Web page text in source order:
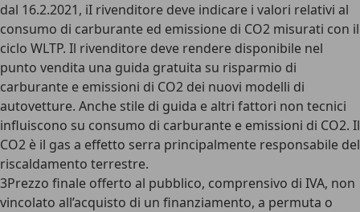
dal 16.2.2021, iI rivenditore deve indicare i valori relativi al
consumo di carburante ed emissione di CO2 misurati con il
ciclo WLTP. Il rivenditore deve rendere disponibile nel
punto vendita una guida gratuita su risparmio di
carburante e emissioni di CO2 dei nuovi modelli di
autovetture. Anche stile di guida e altri fattori non tecnici
influiscono su consumo di carburante e emissioni di CO2. Il
CO2 è il gas a effetto serra principalmente responsabile del
riscaldamento terrestre.
3Prezzo finale offerto al pubblico, comprensivo di IVA, non
vincolato all’acquisto di un finanziamento, a permuta o